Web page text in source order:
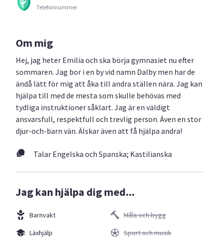
Telefonnummer
Om mig
Hej, jag heter Emilia och ska börja gymnasiet nu efter
sommaren. Jag bor i en by vid namn Dalby men har de
ändå lätt för mig att åka till andra ställen nära. Jag kan
hjälpa till med de mesta som skulle behövas med
tydliga instruktioner såklart. Jag är en väldigt
ansvarsfull, respektfull och trevlig person. Även en stor
djur-och-barn vän. Älskar även att få hjälpa andra!
Talar Engelska och Spanska; Kastilianska
Jag kan hjälpa dig med...
Barnvakt
Läxhjälp
Måla och bygg
Sport och musik